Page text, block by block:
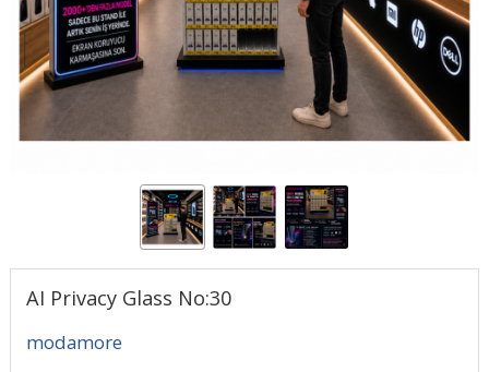
AI Privacy Glass No:30
modamore